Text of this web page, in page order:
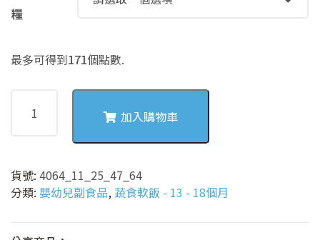
糧
最多可得到171個點數.
蔬
食
(奶
加入購物車
貨號: 4064_11_25_47_64
分類: 嬰幼兒副食品, 蔬食軟飯 - 13 - 18個月